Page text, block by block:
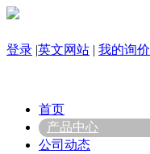
登录 |英文网站 | 我的询价
首页
产品中心
公司动态